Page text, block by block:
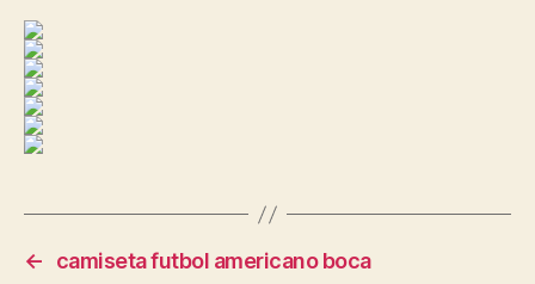
←
camiseta futbol americano boca